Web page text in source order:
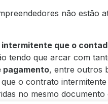
não estão
que o
tendo que arcar com
pagamento, entre outros
o contrato
no mesmo